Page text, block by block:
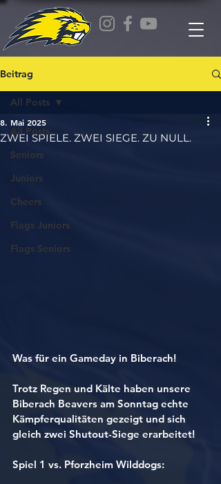
Beitrag
All Posts
Seniors
Juniors
Cheers
Flags Juniors
Flags Seniors
All Posts
ZWEI SPIELE. ZWEI SIEGE. ZU NULL.
8. Mai 2025
Was für ein Gameday in Biberach!
Trotz Regen und Kälte haben unsere
Biberach Beavers am Sonntag echte
Kämpferqualitäten gezeigt und sich
gleich zwei Shutout-Siege erarbeitet!
Spiel 1 vs. Pforzheim Wilddogs: